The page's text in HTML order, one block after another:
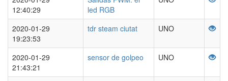
12:40:29
led RGB
2020-01-29
19:23:53
tdr steam ciutat UNO
2020-01-29
21:43:21
sensor de golpeo UNO